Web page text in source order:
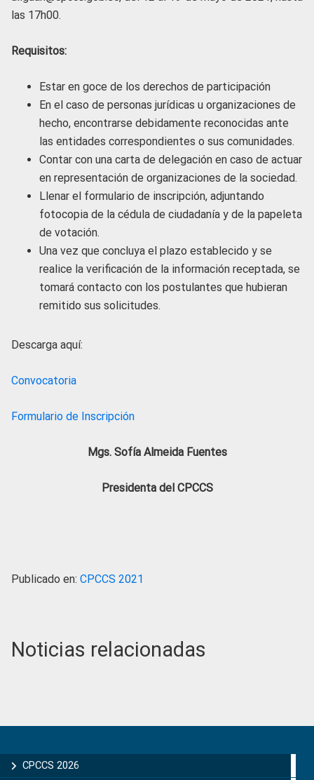
las 17h00.
Requisitos:
Estar en goce de los derechos de participación
En el caso de personas jurídicas u organizaciones de
hecho, encontrarse debidamente reconocidas ante
las entidades correspondientes o sus comunidades.
Contar con una carta de delegación en caso de actuar
en representación de organizaciones de la sociedad.
Llenar el formulario de inscripción, adjuntando
fotocopia de la cédula de ciudadanía y de la papeleta
de votación.
Una vez que concluya el plazo establecido y se
realice la verificación de la información receptada, se
tomará contacto con los postulantes que hubieran
remitido sus solicitudes.
Descarga aquí:
Convocatoria
Formulario de Inscripción
Mgs. Sofía Almeida Fuentes
Presidenta del CPCCS
Publicado en: CPCCS 2021
Noticias relacionadas
Sidebar
CPCCS 2026